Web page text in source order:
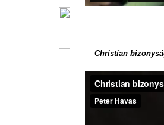
Christian